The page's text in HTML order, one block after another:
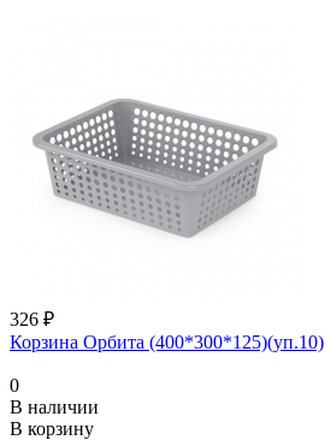
326 ₽
Корзина Орбита (400*300*125)(уп.10)
0
В наличии
В корзину